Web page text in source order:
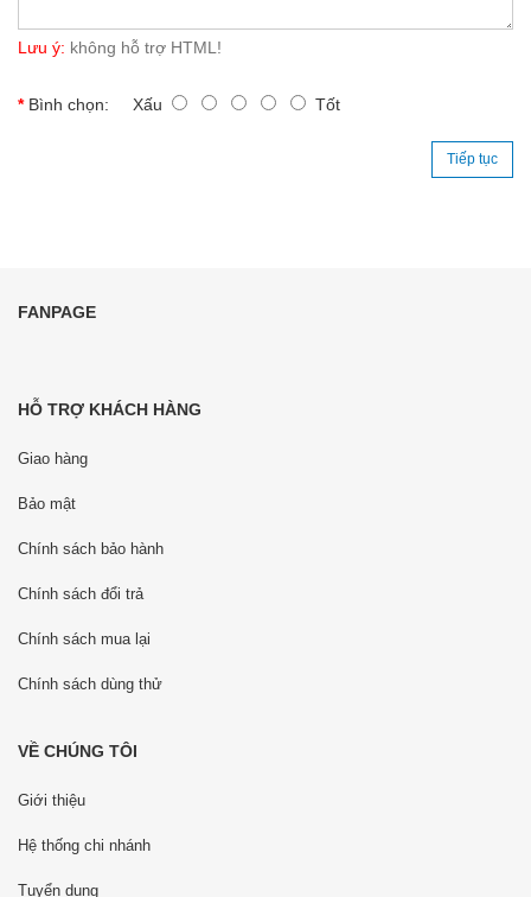
Lưu ý: không hỗ trợ HTML!
Bình chọn: Xấu Tốt
Tiếp tục
FANPAGE
HỖ TRỢ KHÁCH HÀNG
Giao hàng
Bảo mật
Chính sách bảo hành
Chính sách đổi trả
Chính sách mua lại
Chính sách dùng thử
VỀ CHÚNG TÔI
Giới thiệu
Hệ thống chi nhánh
Tuyển dụng